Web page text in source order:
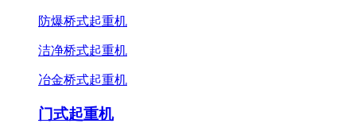
防爆桥式起重机
洁净桥式起重机
冶金桥式起重机
门式起重机